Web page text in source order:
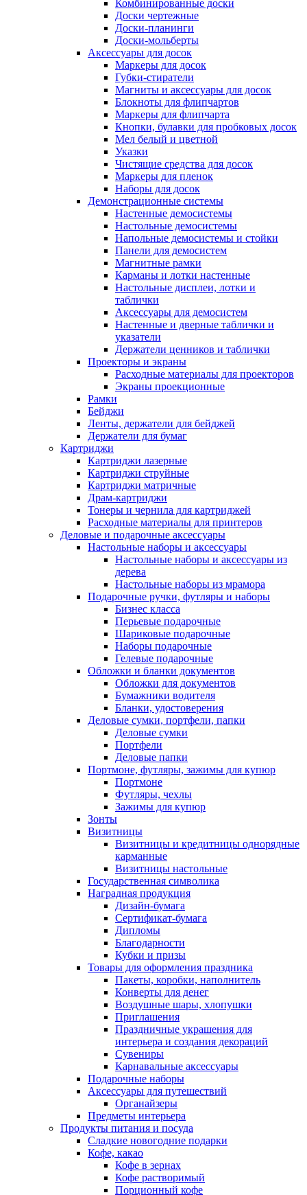
Комбинированные доски
Доски чертежные
Доски-планинги
Доски-мольберты
Аксессуары для досок
Маркеры для досок
Губки-стиратели
Магниты и аксессуары для досок
Блокноты для флипчартов
Маркеры для флипчарта
Кнопки, булавки для пробковых досок
Мел белый и цветной
Указки
Чистящие средства для досок
Маркеры для пленок
Наборы для досок
Демонстрационные системы
Настенные демосистемы
Настольные демосистемы
Напольные демосистемы и стойки
Панели для демосистем
Магнитные рамки
Карманы и лотки настенные
Настольные дисплеи, лотки и
таблички
Аксессуары для демосистем
Настенные и дверные таблички и
указатели
Держатели ценников и таблички
Проекторы и экраны
Расходные материалы для проекторов
Экраны проекционные
Рамки
Бейджи
Ленты, держатели для бейджей
Держатели для бумаг
Картриджи
Картриджи лазерные
Картриджи струйные
Картриджи матричные
Драм-картриджи
Тонеры и чернила для картриджей
Расходные материалы для принтеров
Деловые и подарочные аксессуары
Настольные наборы и аксессуары
Настольные наборы и аксессуары из
дерева
Настольные наборы из мрамора
Подарочные ручки, футляры и наборы
Бизнес класса
Перьевые подарочные
Шариковые подарочные
Наборы подарочные
Гелевые подарочные
Обложки и бланки документов
Обложки для документов
Бумажники водителя
Бланки, удостоверения
Деловые сумки, портфели, папки
Деловые сумки
Портфели
Деловые папки
Портмоне, футляры, зажимы для купюр
Портмоне
Футляры, чехлы
Зажимы для купюр
Зонты
Визитницы
Визитницы и кредитницы однорядные
карманные
Визитницы настольные
Государственная символика
Наградная продукция
Дизайн-бумага
Сертификат-бумага
Дипломы
Благодарности
Кубки и призы
Товары для оформления праздника
Пакеты, коробки, наполнитель
Конверты для денег
Воздушные шары, хлопушки
Приглашения
Праздничные украшения для
интерьера и создания декораций
Сувениры
Карнавальные аксессуары
Подарочные наборы
Аксессуары для путешествий
Органайзеры
Предметы интерьера
Продукты питания и посуда
Сладкие новогодние подарки
Кофе, какао
Кофе в зернах
Кофе растворимый
Порционный кофе